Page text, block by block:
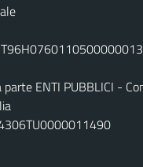
parte ENTI PUBBLICI -